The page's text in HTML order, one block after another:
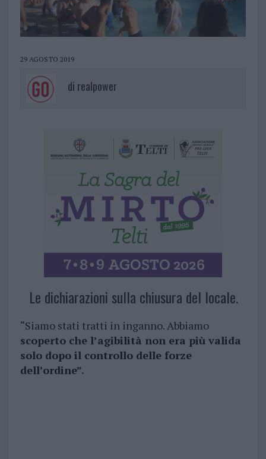
29 AGOSTO 2019
di realpower
Le dichiarazioni sulla chiusura del locale.
“Siamo stati tratti in inganno. Abbiamo
scoperto che l’agibilità non era più valida
solo dopo il controllo delle forze
dell’ordine”.